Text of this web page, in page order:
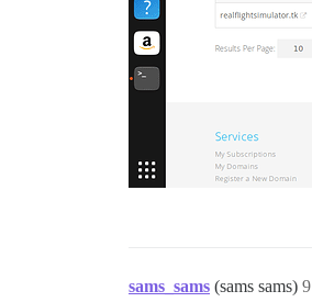
sams_sams (sams sams) 9